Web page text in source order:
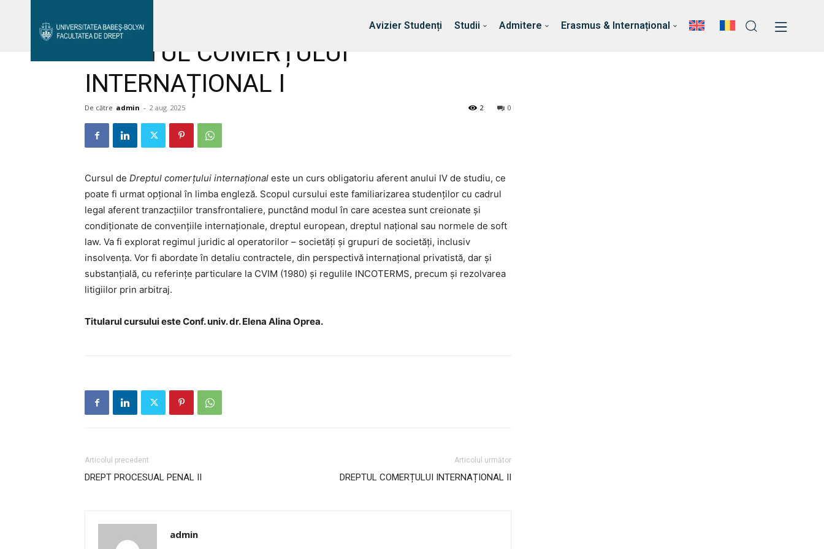
Avizier Studenți Erasmus & Internațional Despre Facultate Știri Echipa Facultății
Bibliotecă & Reviste Contact
UNIVERSITATEA BABEȘ - BOLYAI
FACULTATEA
Avizier Studenți
Admitere
Avizier Studenți Studii Admitere Erasmus & Internațional
DREPTUL COMERȚULUI
INTERNAȚIONAL I
De către admin - 2 aug. 2025 0
2
Cursul de Dreptul comerțului internațional este un curs obligatoriu aferent anului IV de studiu, ce
poate fi urmat opțional în limba engleză. Scopul cursului este familiarizarea studenților cu cadrul
legal aferent tranzacțiilor transfrontaliere, punctând modul în care acestea sunt creionate și
condiționate de convențiile internaționale, dreptul european, dreptul național sau normele de soft
law. Va fi explorat regimul juridic al operatorilor – societăți și grupuri de societăți, inclusiv
insolvența. Vor fi abordate în detaliu contractele, din perspectivă internațional privatistă, dar și
substanțială, cu referințe particulare la CVIM (1980) și regulile INCOTERMS, precum și rezolvarea
litigiilor prin arbitraj.
Titularul cursului este Conf. univ. dr. Elena Alina Oprea.
Articolul precedent
DREPT PROCESUAL PENAL II
Articolul următor
DREPTUL COMERȚULUI INTERNAȚIONAL II
admin